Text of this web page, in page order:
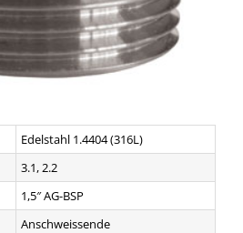
Edelstahl 1.4404 (316L)
3.1, 2.2
1,5″ AG-BSP
Anschweissende